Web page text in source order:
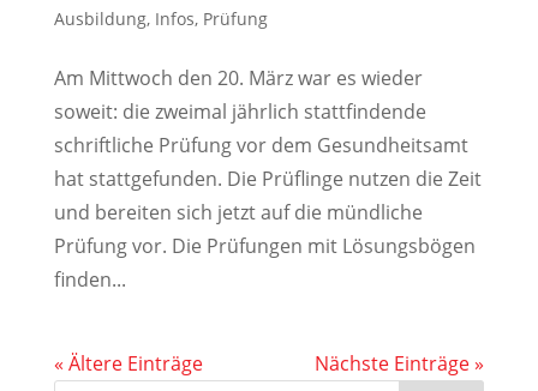
Ausbildung, Infos, Prüfung
Am Mittwoch den 20. März war es wieder
soweit: die zweimal jährlich stattfindende
schriftliche Prüfung vor dem Gesundheitsamt
hat stattgefunden. Die Prüflinge nutzen die Zeit
und bereiten sich jetzt auf die mündliche
Prüfung vor. Die Prüfungen mit Lösungsbögen
finden...
« Ältere Einträge Nächste Einträge »